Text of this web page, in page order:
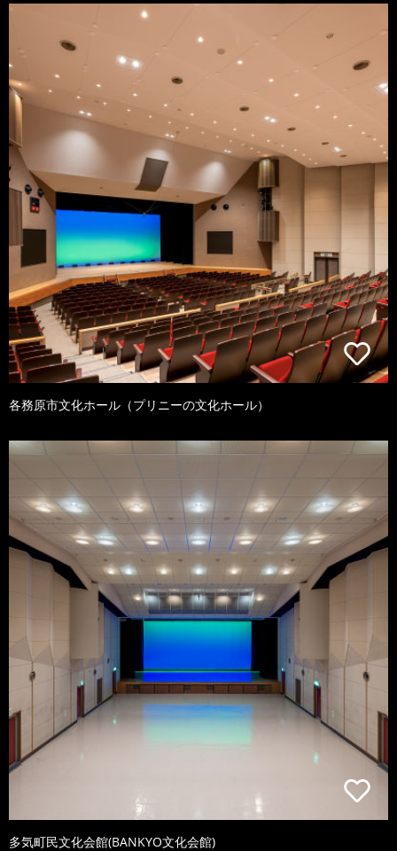
各務原市文化ホール（プリニーの文化ホール）
多気町民文化会館(BANKYO文化会館)